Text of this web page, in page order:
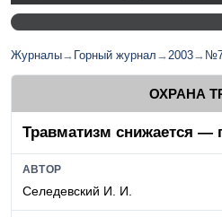
Журналы→ Горный журнал →2003→
ОХРАНА
Травматизм снижается —
АВТОР
Селедевский И. И.